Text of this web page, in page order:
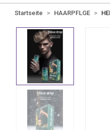
Startseite HAARPFLGE